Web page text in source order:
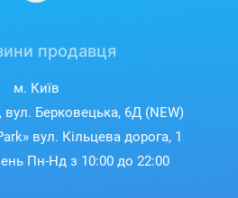
продавця
м. Київ
Берковецька, 6Д (NEW)
вул. Кільцева дорога, 1
Пн-Нд з 10:00 до 22:00